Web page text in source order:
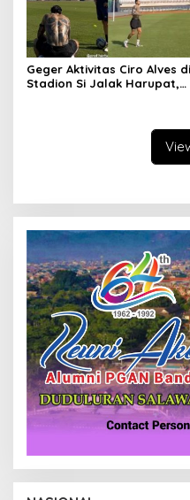
Geger Aktivitas Ciro Alves di
Stadion Si Jalak Harupat,